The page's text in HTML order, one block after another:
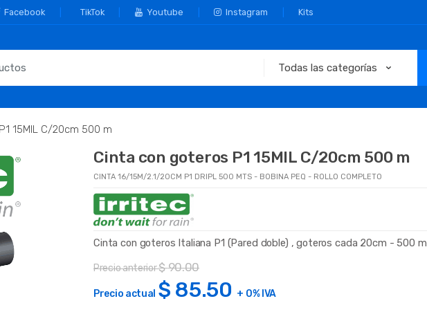
Facebook TikTok Youtube Instagram Kits
15MIL C/20cm 500 m
Cinta con goteros P1 15MIL C/20cm 500 m
CINTA 16/15M/2.1/20CM P1 DRIPL 500 MTS - BOBINA PEQ - ROLLO COMPLETO
Cinta con goteros Italiana P1 (Pared doble) , goteros cada 20cm - 500
Precio anterior$90.00
Precio actual $ 85.50 + 0% IVA